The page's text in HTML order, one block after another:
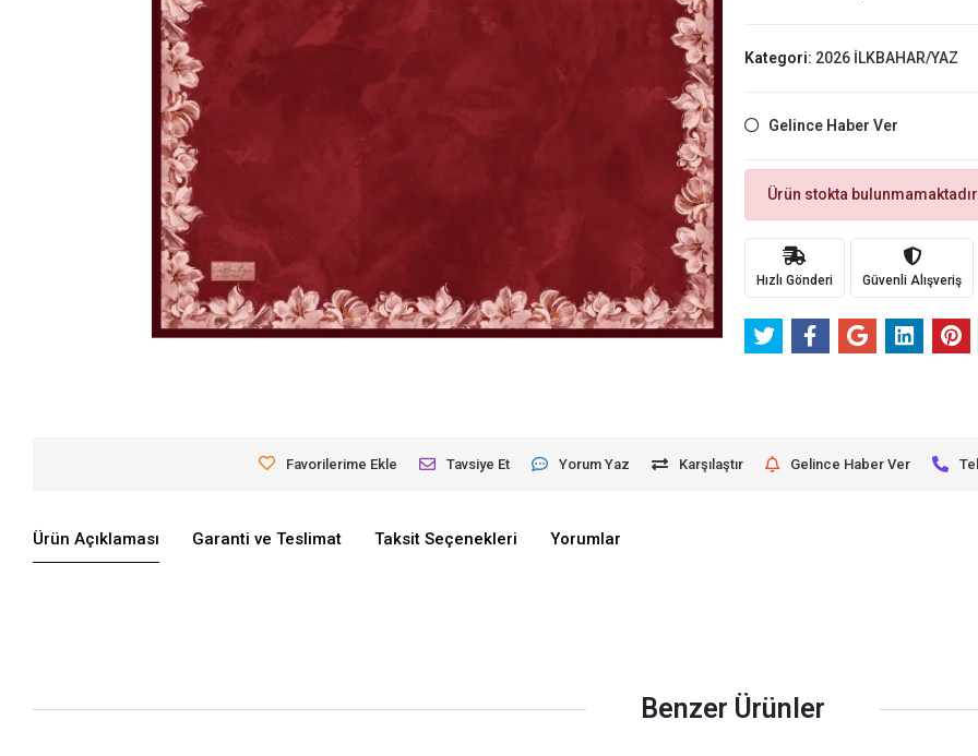
Kategori: 2026 İLKBAHAR/YAZ
Gelince Haber Ver
Ürün stokta bulunmamaktadır.
Hızlı Gönderi Güvenli Alışveriş
Favorilerime Ekle Tavsiye Et Yorum Yaz Karşılaştır Gelince Haber Ver
Ürün Açıklaması Garanti ve Teslimat Taksit Seçenekleri Yorumlar
Benzer Ürünler